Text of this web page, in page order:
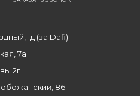
1д (за Dafi)
7а
2г
86